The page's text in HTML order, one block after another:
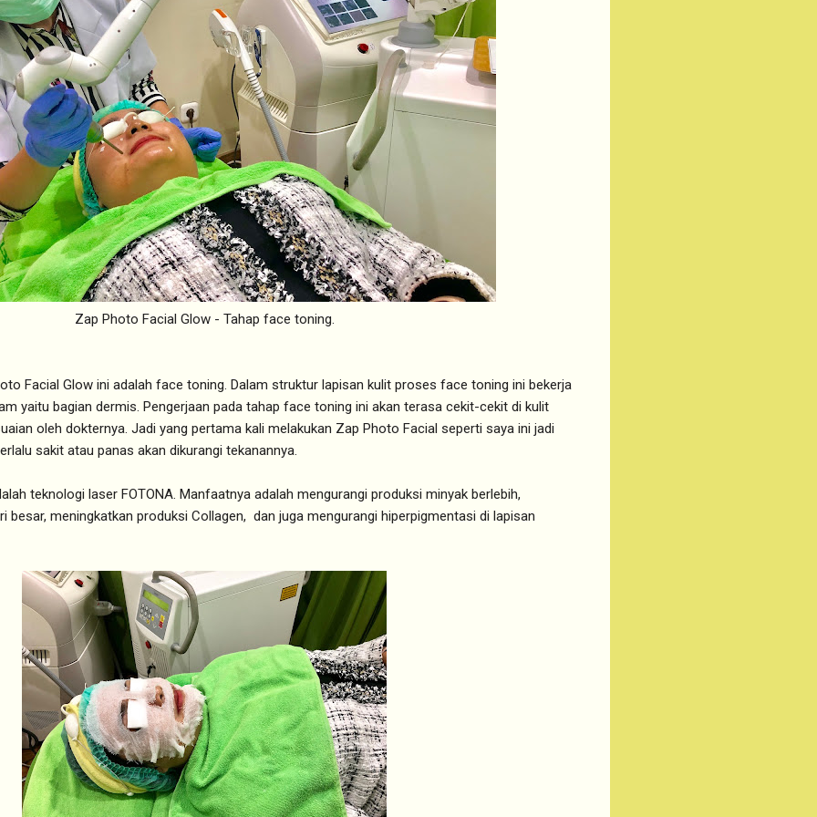
Zap Photo Facial Glow - Tahap face toning.
Facial Glow ini adalah face toning. Dalam struktur lapisan kulit proses face toning ini bekerja
yaitu bagian dermis. Pengerjaan pada tahap face toning ini akan terasa cekit-cekit di kulit
oleh dokternya. Jadi yang pertama kali melakukan Zap Photo Facial seperti saya ini jadi
sakit atau panas akan dikurangi tekanannya.
teknologi laser FOTONA. Manfaatnya adalah mengurangi produksi minyak berlebih,
besar, meningkatkan produksi Collagen, dan juga mengurangi hiperpigmentasi di lapisan